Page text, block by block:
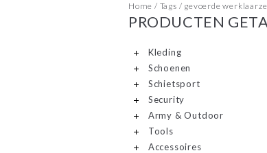
Home / Tags / gevoerde
PRODUCTEN
Kleding
Schoenen
Schietsport
Security
Army & Outdoor
Tools
Accessoires